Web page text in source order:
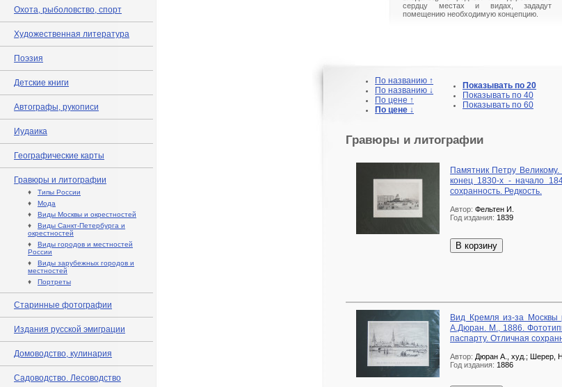
Охота, рыболовство, спорт
Художественная литература
Поэзия
Детские книги
Автографы, рукописи
Иудаика
Географические карты
Гравюры и литографии
♦ Типы России
♦ Мода
♦ Виды Москвы и окрестностей
♦ Виды Санкт-Петербурга и
окрестностей
♦ Виды городов и местностей
России
♦ Виды зарубежных городов и
местностей
♦ Портреты
Старинные фотографии
Издания русской эмиграции
Домоводство, кулинария
Садоводство. Лесоводство
сердцу местах и видах, зададут
помещению необходимую концепцию.
По названию ↑
По названию ↓
По цене ↑
По цене ↓
Показывать по 20
Показывать по 40
Показывать по 60
Гравюры и литографии
Памятник Петру
конец 1830-х - начало
сохранность. Редкость.
Автор: Фельтен И.
Год издания: 1839
В корзину
Вид Кремля из-за Москвы
А.Дюран. М., 1886.
паспарту. Отличная
Автор: Дюран А., худ.; Шерер,
Год издания: 1886